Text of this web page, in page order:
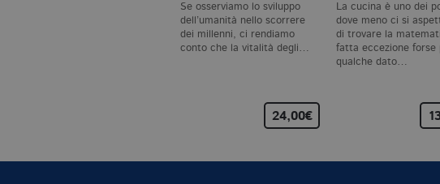
Se osserviamo lo sviluppo
dell’umanità nello scorrere
dei millenni, ci rendiamo
conto che la vitalità degli…
24,00€
La cucina è uno dei
dove meno ci si
di trovare la
fatta eccezione forse
qualche dato…